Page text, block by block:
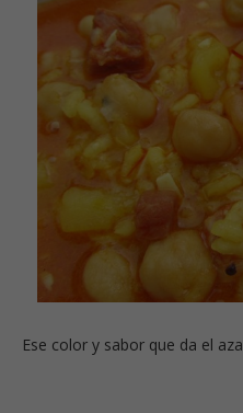
Ese color y sabor que da el